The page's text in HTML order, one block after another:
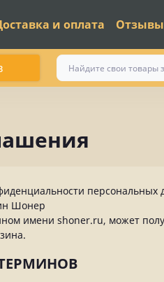
и оплата Отзывы
Шонер
имени shoner.ru, может